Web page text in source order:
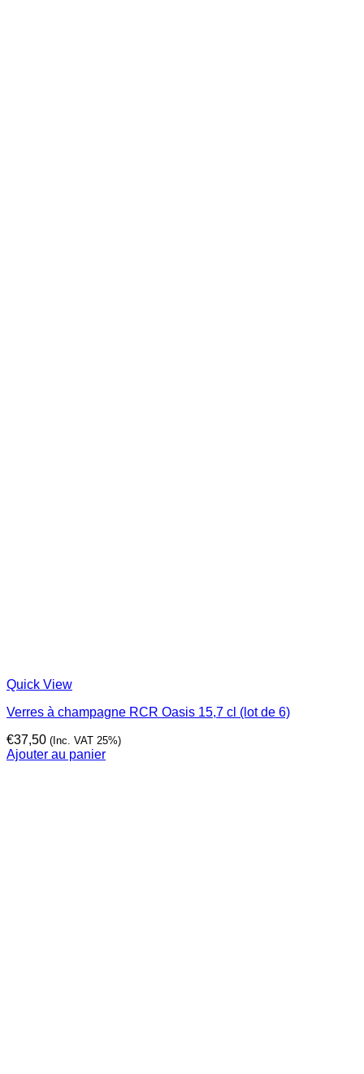
Quick View
Verres à champagne RCR Oasis 15,7 cl (lot de 6)
€37,50 (Inc. VAT 25%)
Ajouter au panier